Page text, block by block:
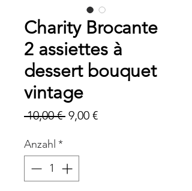
Charity Brocante
2 assiettes à
dessert bouquet
vintage
10,00 € Standardpreis
9,00 €Sale-
Anzahl *